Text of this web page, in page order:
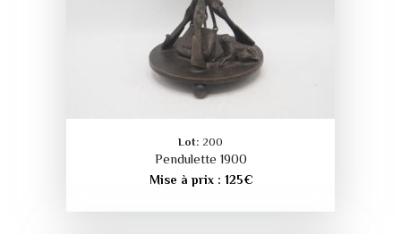
Lot: 200
Pendulette 1900
Mise à prix : 125€